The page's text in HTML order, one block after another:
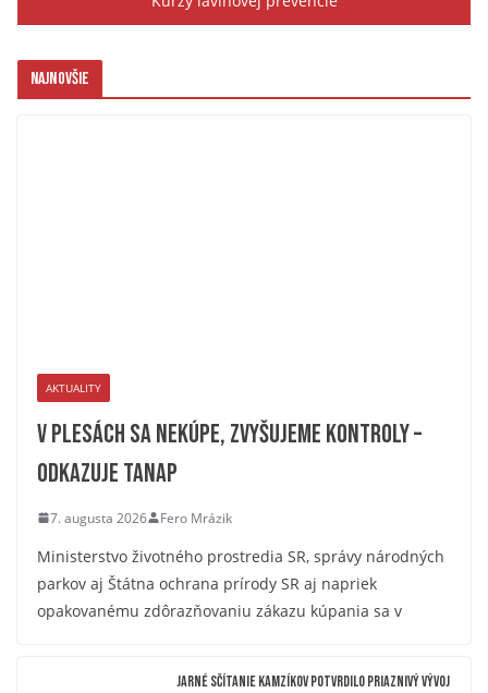
Najnovšie
AKTUALITY
V plesách sa nekúpe, zvyšujeme kontroly –
odkazuje TANAP
7. augusta 2026 Fero Mrázik
Ministerstvo životného prostredia SR, správy národných
parkov aj Štátna ochrana prírody SR aj napriek
opakovanému zdôrazňovaniu zákazu kúpania sa v
Jarné sčítanie kamzíkov potvrdilo priaznivý vývoj